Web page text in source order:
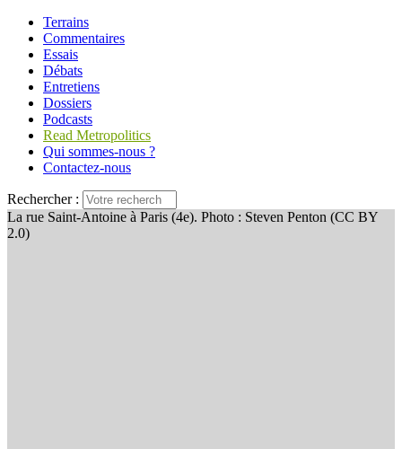
Terrains
Commentaires
Essais
Débats
Entretiens
Dossiers
Podcasts
Read Metropolitics
Qui sommes-nous ?
Contactez-nous
Rechercher :
La rue Saint-Antoine à Paris (4e). Photo : Steven Penton (CC BY
2.0)